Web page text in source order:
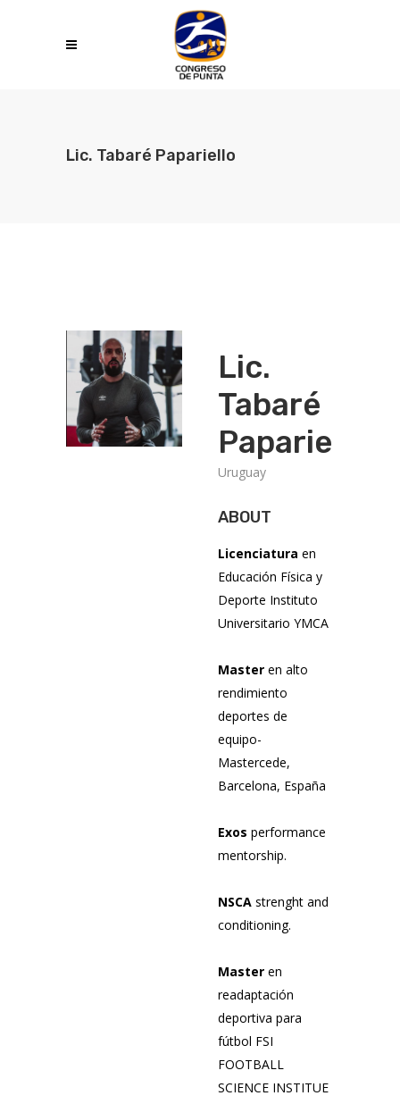
Lic. Tabaré Papariello
Lic.
Tabaré
Papariello
Uruguay
ABOUT
Licenciatura en
Educación Física y
Deporte Instituto
Universitario YMCA
Master en alto
rendimiento
deportes de
equipo-
Mastercede,
Barcelona, España
Exos performance
mentorship.
NSCA strenght and
conditioning.
Master en
readaptación
deportiva para
fútbol FSI
FOOTBALL
SCIENCE INSTITUE